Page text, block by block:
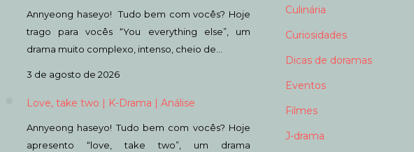
Annyeong haseyo! Tudo bem com vocês? Hoje
trago para vocês “You everything else”, um
drama muito complexo, intenso, cheio de…
3 de agosto de 2026
Love, take two | K-Drama | Análise
Annyeong haseyo! Tudo bem com vocês? Hoje
apresento “love, take two”, um drama
Culinária
Curiosidades
Dicas de doramas
Eventos
Filmes
J-drama